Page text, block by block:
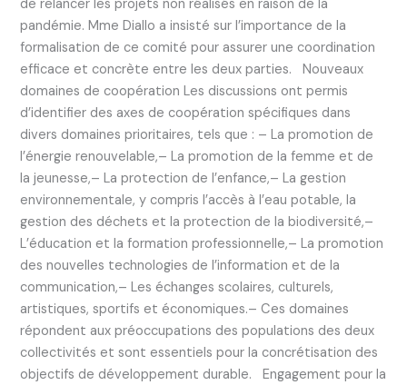
de relancer les projets non réalisés en raison de la
pandémie. Mme Diallo a insisté sur l’importance de la
formalisation de ce comité pour assurer une coordination
efficace et concrète entre les deux parties. Nouveaux
domaines de coopération Les discussions ont permis
d’identifier des axes de coopération spécifiques dans
divers domaines prioritaires, tels que : – La promotion de
l’énergie renouvelable,– La promotion de la femme et de
la jeunesse,– La protection de l’enfance,– La gestion
environnementale, y compris l’accès à l’eau potable, la
gestion des déchets et la protection de la biodiversité,–
L’éducation et la formation professionnelle,– La promotion
des nouvelles technologies de l’information et de la
communication,– Les échanges scolaires, culturels,
artistiques, sportifs et économiques.– Ces domaines
répondent aux préoccupations des populations des deux
collectivités et sont essentiels pour la concrétisation des
objectifs de développement durable. Engagement pour la